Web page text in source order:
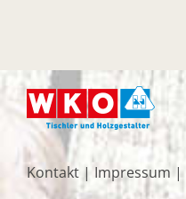
Kontakt | Impressum |